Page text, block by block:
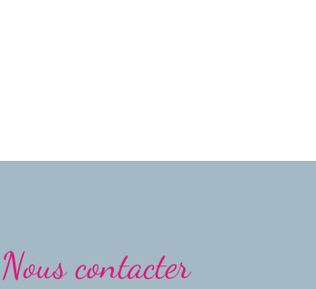
Nous contacter